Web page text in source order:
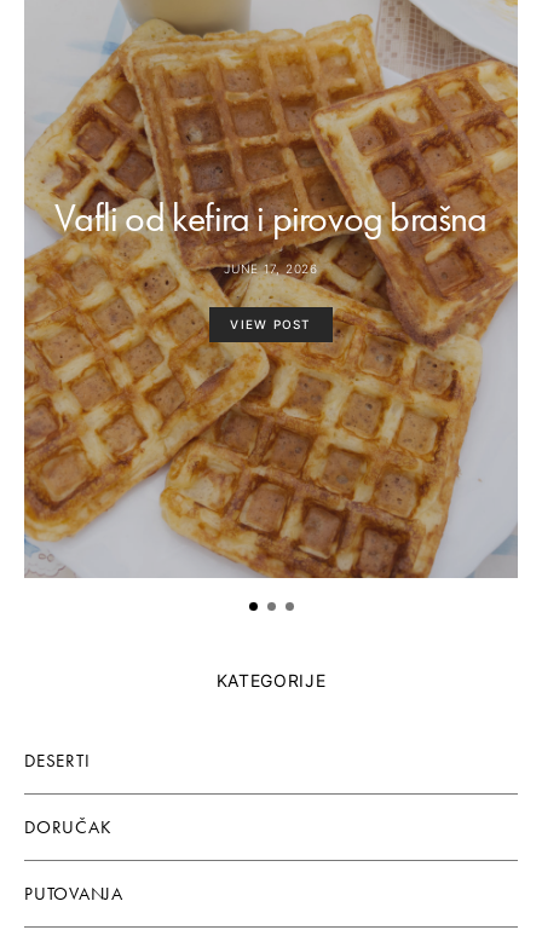
Vafli od kefira i pirovog brašna
JUNE 17, 2026
VIEW POST
KATEGORIJE
DESERTI
DORUČAK
PUTOVANJA